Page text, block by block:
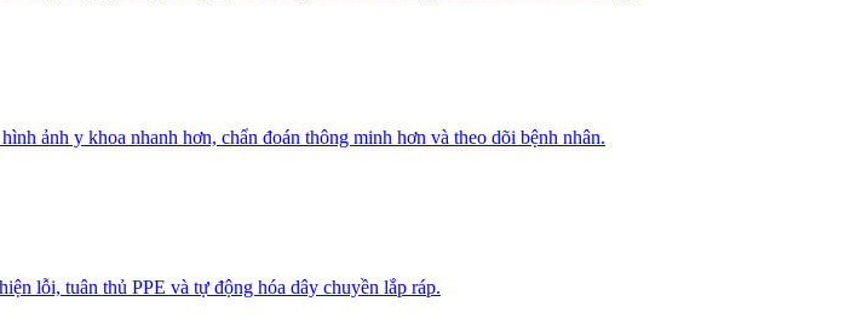
ảnh y khoa nhanh hơn, chẩn đoán thông minh hơn và theo dõi bệnh nhân.
lỗi, tuân thủ PPE và tự động hóa dây chuyền lắp ráp.